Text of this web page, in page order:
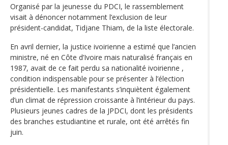
Organisé par la jeunesse du PDCI, le rassemblement
visait à dénoncer notamment l’exclusion de leur
président-candidat, Tidjane Thiam, de la liste électorale.
En avril dernier, la justice ivoirienne a estimé que l’ancien
ministre, né en Côte d’Ivoire mais naturalisé français en
1987, avait de ce fait perdu sa nationalité ivoirienne ,
condition indispensable pour se présenter à l’élection
présidentielle. Les manifestants s’inquiètent également
d’un climat de répression croissante à l’intérieur du pays.
Plusieurs jeunes cadres de la JPDCI, dont les présidents
des branches estudiantine et rurale, ont été arrêtés fin
juin.